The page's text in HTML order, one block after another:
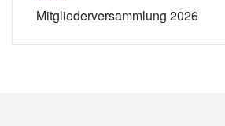
Mitgliederversammlung 2026